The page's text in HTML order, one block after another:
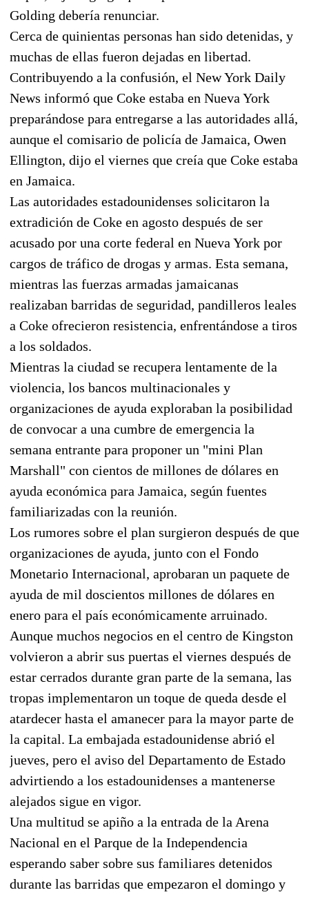
Golding debería renunciar.
Cerca de quinientas personas han sido detenidas, y
muchas de ellas fueron dejadas en libertad.
Contribuyendo a la confusión, el New York Daily
News informó que Coke estaba en Nueva York
preparándose para entregarse a las autoridades allá,
aunque el comisario de policía de Jamaica, Owen
Ellington, dijo el viernes que creía que Coke estaba
en Jamaica.
Las autoridades estadounidenses solicitaron la
extradición de Coke en agosto después de ser
acusado por una corte federal en Nueva York por
cargos de tráfico de drogas y armas. Esta semana,
mientras las fuerzas armadas jamaicanas
realizaban barridas de seguridad, pandilleros leales
a Coke ofrecieron resistencia, enfrentándose a tiros
a los soldados.
Mientras la ciudad se recupera lentamente de la
violencia, los bancos multinacionales y
organizaciones de ayuda exploraban la posibilidad
de convocar a una cumbre de emergencia la
semana entrante para proponer un "mini Plan
Marshall" con cientos de millones de dólares en
ayuda económica para Jamaica, según fuentes
familiarizadas con la reunión.
Los rumores sobre el plan surgieron después de que
organizaciones de ayuda, junto con el Fondo
Monetario Internacional, aprobaran un paquete de
ayuda de mil doscientos millones de dólares en
enero para el país económicamente arruinado.
Aunque muchos negocios en el centro de Kingston
volvieron a abrir sus puertas el viernes después de
estar cerrados durante gran parte de la semana, las
tropas implementaron un toque de queda desde el
atardecer hasta el amanecer para la mayor parte de
la capital. La embajada estadounidense abrió el
jueves, pero el aviso del Departamento de Estado
advirtiendo a los estadounidenses a mantenerse
alejados sigue en vigor.
Una multitud se apiño a la entrada de la Arena
Nacional en el Parque de la Independencia
esperando saber sobre sus familiares detenidos
durante las barridas que empezaron el domingo y